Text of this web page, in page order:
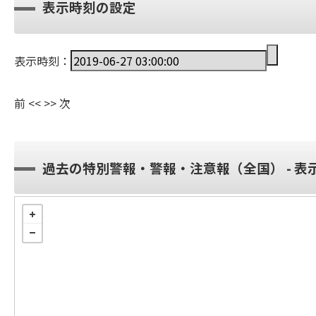
表示時刻の設定
表示時刻：
前 << >>次
過去の特別警報・警報・注意報（全国） - 表